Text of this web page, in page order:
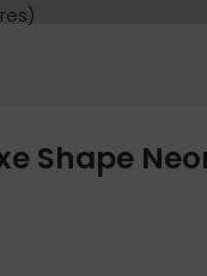
Shape